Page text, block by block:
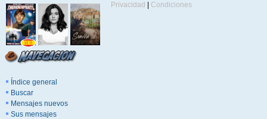
Índice general
Buscar
Mensajes nuevos
Sus mensajes
Privacidad
Condiciones